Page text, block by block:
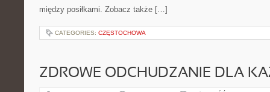
między posiłkami. Zobacz także […]
CATEGORIES: CZĘSTOCHOWA
ZDROWE ODCHUDZANIE DLA